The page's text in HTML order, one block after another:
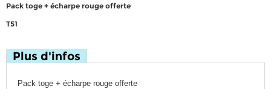
Pack toge + écharpe rouge offerte
T51
Plus d'infos
Pack toge + écharpe rouge offerte